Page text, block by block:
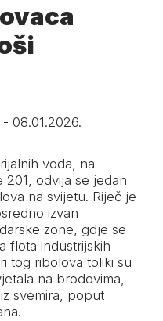
-08.01.2026.
voda, na
odvija se jedan
na svijetu. Riječ je
izvan
zone, gdje se
flota industrijskih
tog ribolova toliki su
na brodovima,
svemira, poput